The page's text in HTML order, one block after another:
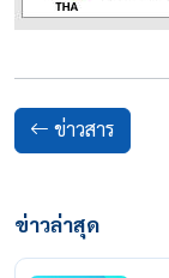
ข่าวสาร
ข่าวล่าสุด